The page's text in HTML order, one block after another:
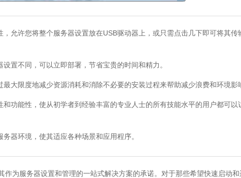
许您将整个服务器设置放在USB驱动器上，或只需点击几下即可将其传
不同，可以立即部署，节省宝贵的时间和精力。
限度地减少资源消耗和消除不必要的安装过程来帮助减少浪费和环境影
能性，使从初学者到经验丰富的专业人士的所有技能水平的用户都可以
环境，使其适应各种场景和应用程序。
为服务器设置和管理的一站式解决方案的承诺。对于那些希望快速启动和